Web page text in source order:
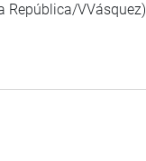
República/VVásquez)